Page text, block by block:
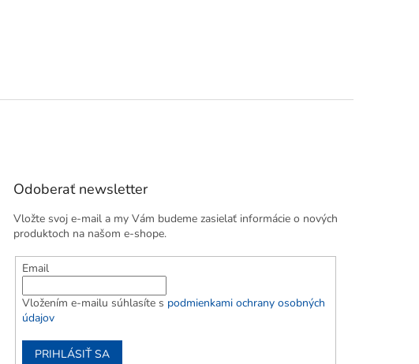
Odoberať newsletter
Vložte svoj e-mail a my Vám budeme zasielať informácie o nových
produktoch na našom e-shope.
Email
Vložením e-mailu súhlasíte s podmienkami ochrany osobných
údajov
PRIHLÁSIŤ SA